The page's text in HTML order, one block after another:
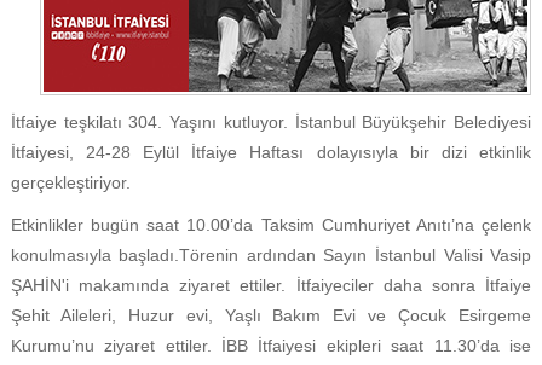
İtfaiye teşkilatı 304. Yaşını kutluyor. İstanbul Büyükşehir Belediyesi
İtfaiyesi, 24-28 Eylül İtfaiye Haftası dolayısıyla bir dizi etkinlik
gerçekleştiriyor.
Etkinlikler bugün saat 10.00’da Taksim Cumhuriyet Anıtı’na çelenk
konulmasıyla başladı.Törenin ardından Sayın İstanbul Valisi Vasip
ŞAHİN'i makamında ziyaret ettiler. İtfaiyeciler daha sonra İtfaiye
Şehit Aileleri, Huzur evi, Yaşlı Bakım Evi ve Çocuk Esirgeme
Kurumu’nu ziyaret ettiler. İBB İtfaiyesi ekipleri saat 11.30’da ise